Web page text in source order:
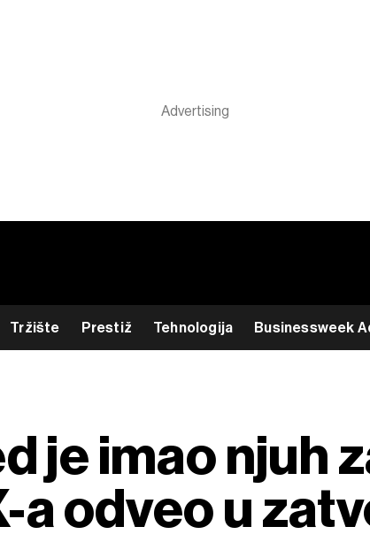
Tržište Prestiž Tehnologija Businessweek
je imao njuh
a odveo u